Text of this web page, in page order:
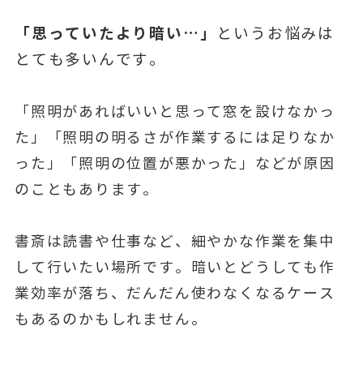
「思っていたより暗い…」
というお悩みは
とても多いんです。
「照明があればいいと思って窓を設けなかっ
た」「照明の明るさが作業するには足りなか
った」「照明の位置が悪かった」などが原因
のこともあります。
書斎は読書や仕事など、細やかな作業を集中
して行いたい場所です。暗いとどうしても作
業効率が落ち、だんだん使わなくなるケース
もあるのかもしれません。